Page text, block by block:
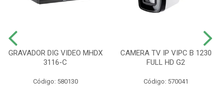
GRAVADOR DIG VIDEO MHDX
3116-C
Código: 580130
CAMERA TV IP VIPC B 1230
FULL HD G2
Código: 570041